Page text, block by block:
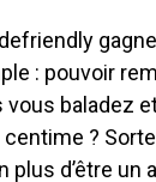
: pouvoir
baladez
?
plus d’être un